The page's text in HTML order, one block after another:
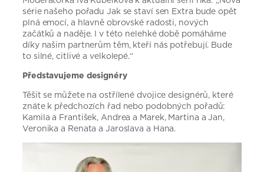
série našeho pořadu Jak se staví sen Extra bude opět
plná emocí, a hlavně obrovské radosti, nových
začátků a naděje. I v této nelehké době pomáháme
díky našim partnerům těm, kteří nás potřebují. Bude
to silné, citlivé a velkolepé.“
Představujeme designéry
Těšit se můžete na ostřílené dvojice designérů, které
znáte k předchozích řad nebo podobných pořadů:
Kamila a František, Andrea a Marek, Martina a Jan,
Veronika a Renata a Jaroslava a Hana.